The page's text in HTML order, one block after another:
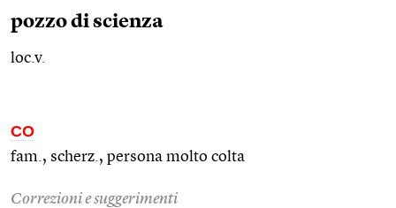
pozzo di scienza
loc.v.
CO
fam., scherz. , persona molto colta
Correzioni e suggerimenti